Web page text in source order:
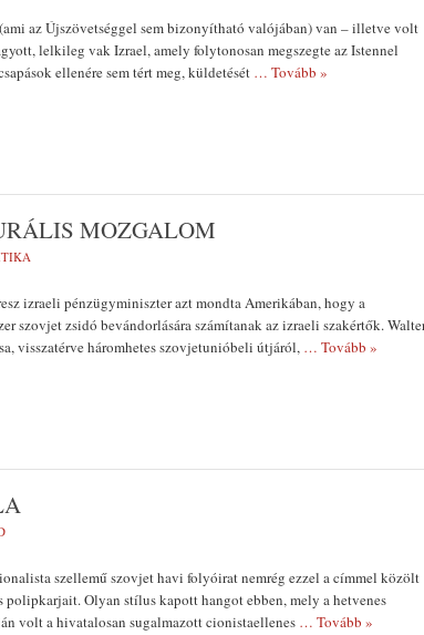
az Újszövetséggel sem bizonyít­ható valójában) van – illetve volt
lelkileg vak Izrael, amely foly­tonosan megszegte az Istennel
el­lenére sem tért meg, küldetését … Tovább »
MOZGALOM
izraeli pénzügyminiszter azt mondta Ame­rikában, hogy a
szov­jet zsidó bevándorlására szá­mítanak az izraeli szakér­tők.
visszatérve háromhetes szov­jetunióbeli útjáról, … Tovább »
szellemű szovjet havi fo­lyóirat nemrég ezzel a címmel közölt
Olyan stílus ka­pott hangot ebben, mely a hetvenes
volt a hivatalosan sugalmazott cio­nistaellenes … Tovább »